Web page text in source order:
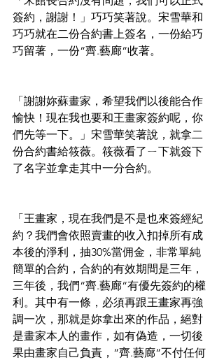
簽約，謝謝！」巧巧笑著說。宋雪華和
巧巧就在二份合約書上簽名，一份給巧
巧留著，一份“齊.藝廊“收著。
「謝謝妳蘇畫家，希望我們以後能合作
愉快！現在我也要和王畫家簽約呢，你
們先等一下。」宋雪華笑著說，就拿二
份合約書給筱薇。筱薇看了ㄧ下就簽下
了名字並拿走其中一分合約。
「王畫家，現在我們是不是也來簽經紀
約？我們會依照賣畫的收入扣掉所有成
本後的淨利，抽30%當佣金，非常單純
簡單的合約，合約的有效期間是三年，
三年後，我們“齊.藝廊“有優先簽約的權
利。其中有一條，必須再跟王畫家再強
調一次，那就是妳拿出來的作品，絕對
是畫家本人的畫作，如有偽造，一切後
果由畫家自己負責，“齊.藝廊“不付任何